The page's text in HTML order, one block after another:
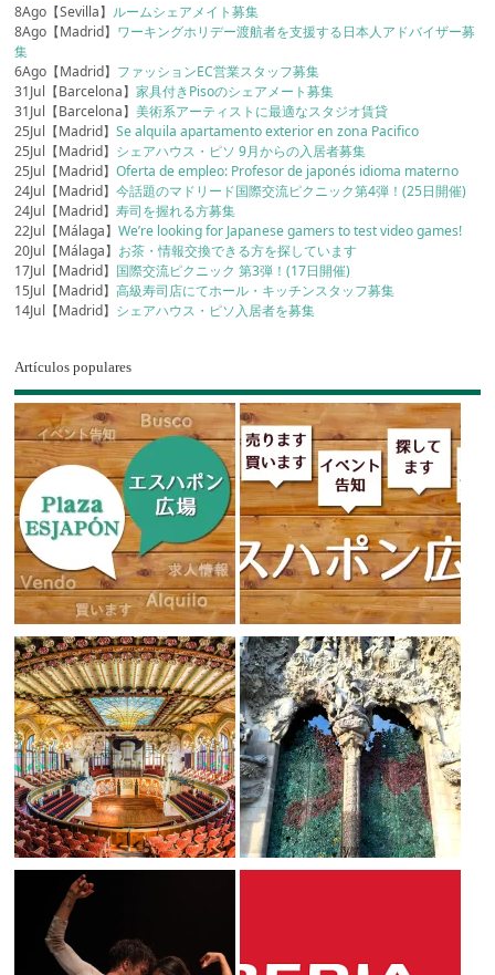
8Ago【Sevilla】 ルームシェアメイト募集
8Ago【Madrid】 ワーキングホリデー渡航者を支援する日本人アドバイザー募
集
6Ago【Madrid】 ファッションEC営業スタッフ募集
31Jul【Barcelona】家具付きPisoのシェアメート募集
31Jul【Barcelona】美術系アーティストに最適なスタジオ賃貸
25Jul【Madrid】Se alquila apartamento exterior en zona Pacifico
25Jul【Madrid】 シェアハウス・ピソ 9月からの入居者募集
25Jul【Madrid】Oferta de empleo: Profesor de japonés idioma materno
24Jul【Madrid】今話題のマドリード国際交流ピクニック第4弾！(25日開催)
24Jul【Madrid】寿司を握れる方募集
22Jul【Málaga】We’re looking for Japanese gamers to test video games!
20Jul【Málaga】 お茶・情報交換できる方を探しています
17Jul【Madrid】 国際交流ピクニック 第3弾！(17日開催)
15Jul【Madrid】高級寿司店にてホール・キッチンスタッフ募集
14Jul【Madrid】 シェアハウス・ピソ入居者を募集
Artículos populares